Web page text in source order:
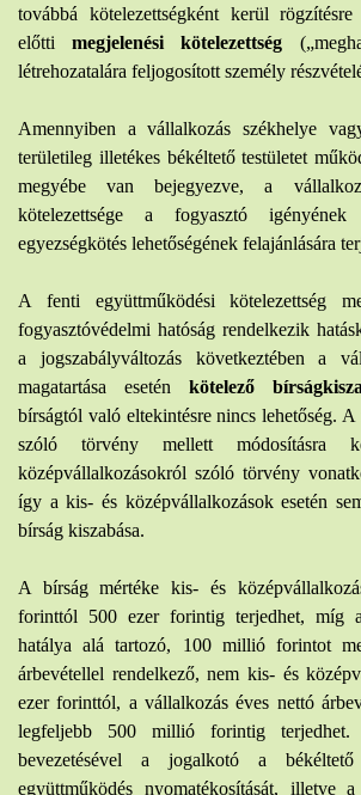
továbbá kötelezettségként kerül
előttimegjelenési kötelezettség
létrehozatalára feljogosított személy
Amennyiben a vállalkozás székhelye
területileg illetékes békéltető testületet
megyébe van bejegyezve, a
kötelezettsége a fogyasztó igényének
egyezségkötés lehetőségének felajánlására
A fenti együttműködési kötelezettség
fogyasztóvédelmi hatóság rendelkezik
a jogszabályváltozás következtében a
magatartása esetén kötelező
bírságtól való eltekintésre nincs lehetőség.
szóló törvény mellett
középvállalkozásokról szóló törvény
így a kis- és középvállalkozások esetén
bírság kiszabása.
A bírság mértéke kis- és
forinttól 500 ezer forintig terjedhet, míg
hatálya alá tartozó, 100 millió forintot
árbevétellel rendelkező, nem kis- és
ezer forinttól, a vállalkozás éves nettó
legfeljebb 500 millió forintig
bevezetésével a jogalkotó a
együttműködés nyomatékosítását, illetve